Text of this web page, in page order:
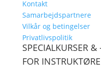
Kontakt
Samarbejdspartnere
Vilkår og betingelser
Privatlivspolitik
SPECIALKURSER
FOR